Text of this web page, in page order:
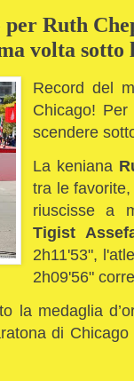
per Ruth
volta sotto
Record del
Chicago!
scendere
La keniana
tra le
riuscisse a
Tigist
2h11'53",
2h09'56"
la medaglia
di